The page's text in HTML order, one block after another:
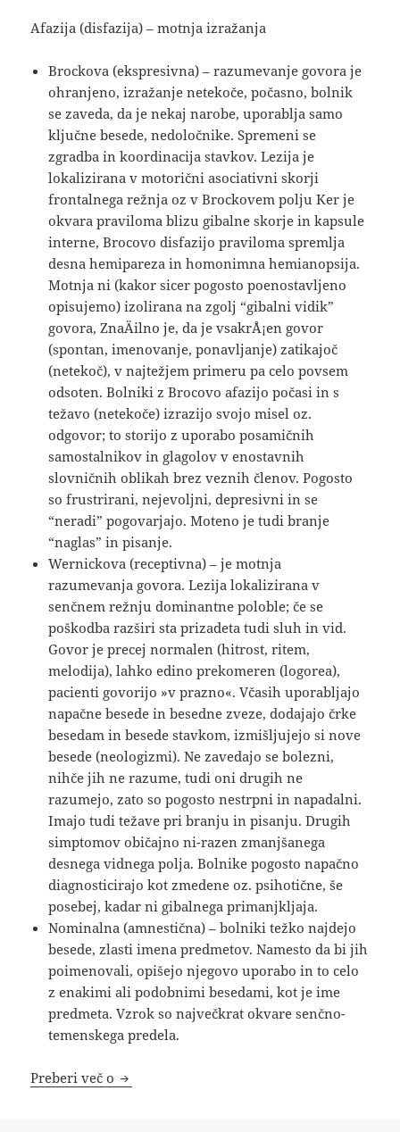
Afazija (disfazija) – motnja izražanja
Brockova (ekspresivna) – razumevanje govora je
ohranjeno, izražanje netekoče, počasno, bolnik
se zaveda, da je nekaj narobe, uporablja samo
ključne besede, nedoločnike. Spremeni se
zgradba in koordinacija stavkov. Lezija je
lokalizirana v motorični asociativni skorji
frontalnega režnja oz v Brockovem polju Ker je
okvara praviloma blizu gibalne skorje in kapsule
interne, Brocovo disfazijo praviloma spremlja
desna hemipareza in homonimna hemianopsija.
Motnja ni (kakor sicer pogosto poenostavljeno
opisujemo) izolirana na zgolj “gibalni vidik”
govora, ZnaÄilno je, da je vsakrÅ¡en govor
(spontan, imenovanje, ponavljanje) zatikajoč
(netekoč), v najtežjem primeru pa celo povsem
odsoten. Bolniki z Brocovo afazijo počasi in s
težavo (netekoče) izrazijo svojo misel oz.
odgovor; to storijo z uporabo posamičnih
samostalnikov in glagolov v enostavnih
slovničnih oblikah brez veznih členov. Pogosto
so frustrirani, nejevoljni, depresivni in se
“neradi” pogovarjajo. Moteno je tudi branje
“naglas” in pisanje.
Wernickova (receptivna) – je motnja
razumevanja govora. Lezija lokalizirana v
senčnem režnju dominantne poloble; če se
poškodba razširi sta prizadeta tudi sluh in vid.
Govor je precej normalen (hitrost, ritem,
melodija), lahko edino prekomeren (logorea),
pacienti govorijo »v prazno«. Včasih uporabljajo
napačne besede in besedne zveze, dodajajo črke
besedam in besede stavkom, izmišljujejo si nove
besede (neologizmi). Ne zavedajo se bolezni,
nihče jih ne razume, tudi oni drugih ne
razumejo, zato so pogosto nestrpni in napadalni.
Imajo tudi težave pri branju in pisanju. Drugih
simptomov običajno ni-razen zmanjšanega
desnega vidnega polja. Bolnike pogosto napačno
diagnosticirajo kot zmedene oz. psihotične, še
posebej, kadar ni gibalnega primanjkljaja.
Nominalna (amnestična) – bolniki težko najdejo
besede, zlasti imena predmetov. Namesto da bi jih
poimenovali, opišejo njegovo uporabo in to celo
z enakimi ali podobnimi besedami, kot je ime
predmeta. Vzrok so največkrat okvare senčno-
temenskega predela.
Preberi več o Nevrologija